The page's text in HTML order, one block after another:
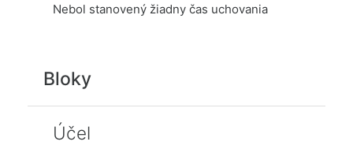
Nebol stanovený žiadny čas uchovania
Bloky
Účel